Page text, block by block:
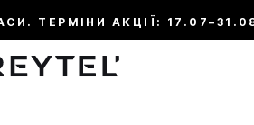
ТЕРМІНИ АКЦІЇ: